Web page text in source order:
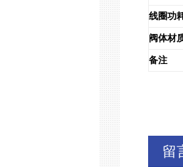
线圈功
阀体材
备注
留